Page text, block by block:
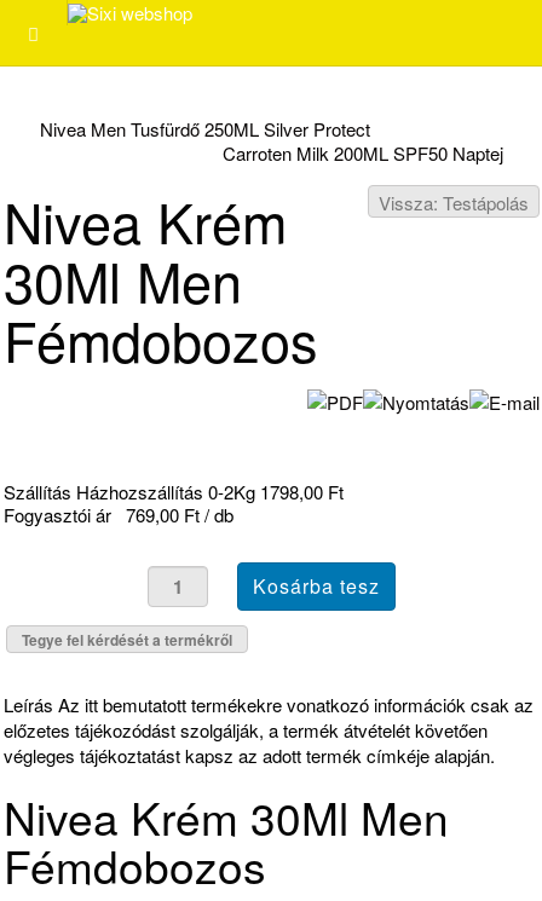
Nivea Men Tusfürdő 250ML Silver Protect
Carroten Milk 200ML SPF50 Naptej
Vissza: Testápolás
Nivea Krém
30Ml Men
Fémdobozos
Szállítás Házhozszállítás 0-2Kg 1798,00 Ft
Fogyasztói ár 769,00 Ft / db
Tegye fel kérdését a termékről
Leírás Az itt bemutatott termékekre vonatkozó információk csak az
előzetes tájékozódást szolgálják, a termék átvételét követően
végleges tájékoztatást kapsz az adott termék címkéje alapján.
Nivea Krém 30Ml Men
Fémdobozos